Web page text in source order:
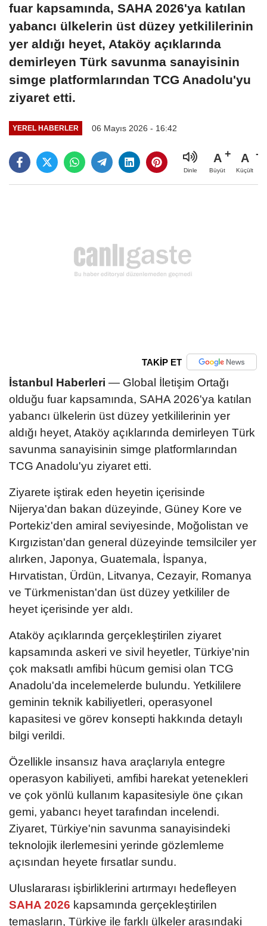
fuar kapsamında, SAHA 2026'ya katılan
yabancı ülkelerin üst düzey yetkililerinin
yer aldığı heyet, Ataköy açıklarında
demirleyen Türk savunma sanayisinin
simge platformlarından TCG Anadolu'yu
ziyaret etti.
YEREL HABERLER 06 Mayıs 2026 - 16:42
Dinle
A
Büyüt
A
Küçült
TAKİP ET
İstanbul Haberleri — Global İletişim Ortağı
olduğu fuar kapsamında, SAHA 2026'ya katılan
yabancı ülkelerin üst düzey yetkililerinin yer
aldığı heyet, Ataköy açıklarında demirleyen Türk
savunma sanayisinin simge platformlarından
TCG Anadolu'yu ziyaret etti.
Ziyarete iştirak eden heyetin içerisinde
Nijerya'dan bakan düzeyinde, Güney Kore ve
Portekiz'den amiral seviyesinde, Moğolistan ve
Kırgızistan'dan general düzeyinde temsilciler yer
alırken, Japonya, Guatemala, İspanya,
Hırvatistan, Ürdün, Litvanya, Cezayir, Romanya
ve Türkmenistan'dan üst düzey yetkililer de
heyet içerisinde yer aldı.
Ataköy açıklarında gerçekleştirilen ziyaret
kapsamında askeri ve sivil heyetler, Türkiye'nin
çok maksatlı amfibi hücum gemisi olan TCG
Anadolu'da incelemelerde bulundu. Yetkililere
geminin teknik kabiliyetleri, operasyonel
kapasitesi ve görev konsepti hakkında detaylı
bilgi verildi.
Özellikle insansız hava araçlarıyla entegre
operasyon kabiliyeti, amfibi harekat yetenekleri
ve çok yönlü kullanım kapasitesiyle öne çıkan
gemi, yabancı heyet tarafından incelendi.
Ziyaret, Türkiye'nin savunma sanayisindeki
teknolojik ilerlemesini yerinde gözlemleme
açısından heyete fırsatlar sundu.
Uluslararası işbirliklerini artırmayı hedefleyen
SAHA 2026 kapsamında gerçekleştirilen
temasların, Türkiye ile farklı ülkeler arasındaki